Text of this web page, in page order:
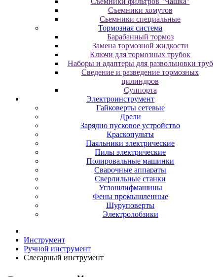
Съемники хомутов
Сьемники специальные
Тормозная система
Барабанный тормоз
Замена тормозной жидкости
Ключи для тормозных трубок
Наборы и адаптеры для развольцовки труб
Сведение и разведение тормозных
цилиндров
Суппорта
Электроинструмент
Гайковерты сетевые
Дрели
Зарядно пусковое устройство
Краскопульты
Паяльники электрические
Пилы электрические
Полировальные машинки
Сварочные аппараты
Сверлильные станки
Углошлифмашины
Фены промышленные
Шуруповерты
Электролобзики
Инструмент
Pучнoй инcтpумeнт
Cлecapный инcтpумeнт